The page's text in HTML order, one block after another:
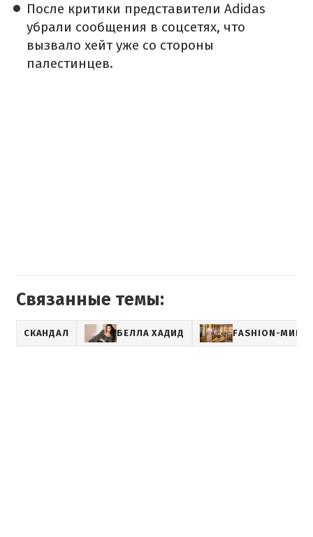
После критики представители Adidas
убрали сообщения в соцсетях, что
вызвало хейт уже со стороны
палестинцев.
Связанные темы:
СКАНДАЛ БЕЛЛА ХАДИД FASHION-МИР